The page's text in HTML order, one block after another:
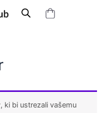
ki bi ustrezali vašemu